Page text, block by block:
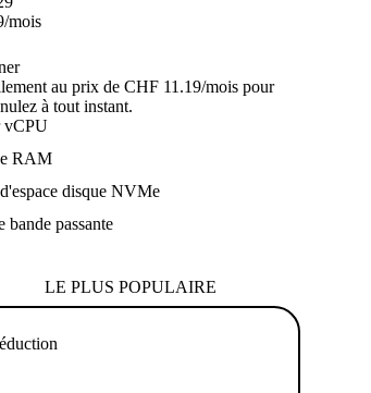
/mois
au prix de CHF 11.19/mois pour
à tout instant.
RAM
d'espace disque NVMe
bande passante
LE PLUS POPULAIRE